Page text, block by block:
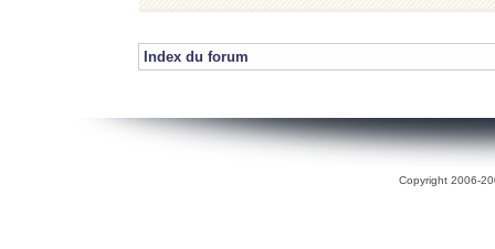
Index du forum
Copyright 2006-